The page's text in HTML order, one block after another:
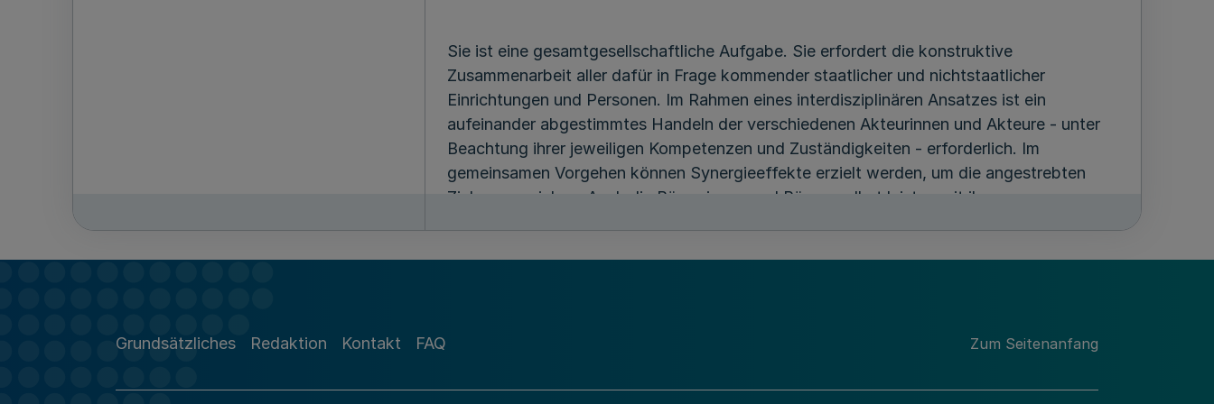
Sie ist eine gesamtgesellschaftliche Aufgabe. Sie erfordert die konstruktive
Zusammenarbeit aller dafür in Frage kommender staatlicher und nichtstaatlicher
Einrichtungen und Personen. Im Rahmen eines interdisziplinären Ansatzes ist ein
aufeinander abgestimmtes Handeln der verschiedenen Akteurinnen und Akteure - unter
Beachtung ihrer jeweiligen Kompetenzen und Zuständigkeiten - erforderlich. Im
gemeinsamen Vorgehen können Synergieeffekte erzielt werden, um die angestrebten
Ziele zu erreichen. Auch die Bürgerinnen und Bürger selbst leisten mit ihrem
Maßnahmen ist auf Grundlage wissenschaftlicher Erkenntnisse zu begründen oder, wo
abgeleitete Annahmen über Wirkzusammenhänge zurückzuführen. Sie bedarf einer
Grundsätzliches Redaktion Kontakt FAQ Zum Seitenanfang